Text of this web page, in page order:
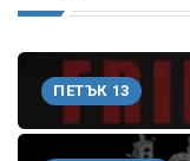
ПЕТЪК 13